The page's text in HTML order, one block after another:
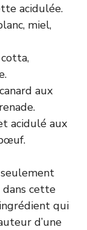
acidulée.
miel,
aux
acidulé aux
dans cette
qui
d’une